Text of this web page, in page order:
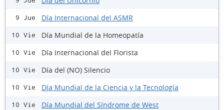
9 Jue Día Internacional del ASMR
10 Vie Día Mundial de la Homeopatía
10 Vie Día Internacional del Florista
10 Vie Día del (NO) Silencio
10 Vie Día Mundial de la Ciencia y la Tecnología
10 Vie Día Mundial del Síndrome de West